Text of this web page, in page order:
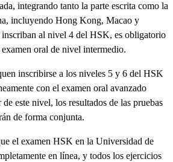
integrando tanto la parte escrita como la
incluyendo Hong Kong, Macao y
inscriban al nivel 4 del HSK, es obligatorio
oral de nivel intermedio.
inscribirse a los niveles 5 y 6 del HSK
con el examen oral avanzado
este nivel, los resultados de las pruebas
de forma conjunta.
el examen HSK en la Universidad de
en línea, y todos los ejercicios